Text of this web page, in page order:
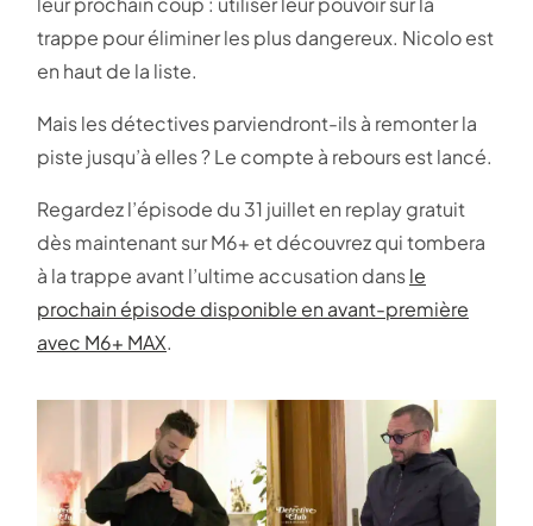
trappe pour éliminer les plus dangereux. Nicolo est
en haut de la liste.
Mais les détectives parviendront-ils à remonter la
piste jusqu’à elles ? Le compte à rebours est lancé.
Regardez l’épisode du 31 juillet en replay gratuit
dès maintenant sur M6+ et découvrez qui tombera
à la trappe avant l’ultime accusation dansle
prochain épisode disponible en avant-première
avec M6+ MAX.